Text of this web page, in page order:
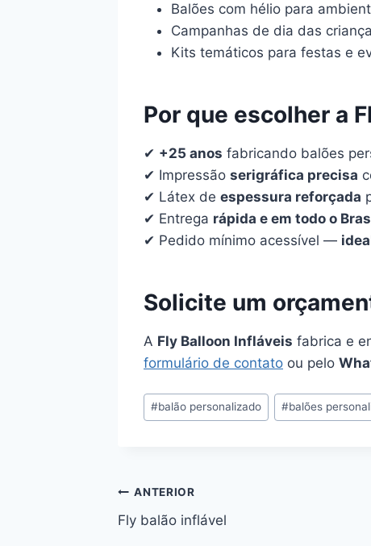
Balões com hélio para
Campanhas de dia das
Kits temáticos para festas e
Por que escolher a
✔ +25 anos fabricando balões
✔ Impressão serigráfica precisa
✔ Látex de espessura reforçada
✔ Entrega rápida e em todo o
✔ Pedido mínimo acessível —
Solicite um
A Fly Balloon Infláveis fabrica e
formulário de contato ou pelo
Tags
do
#balão personalizado #balões
Navegação
de
ANTERIOR
Fly balão inflável